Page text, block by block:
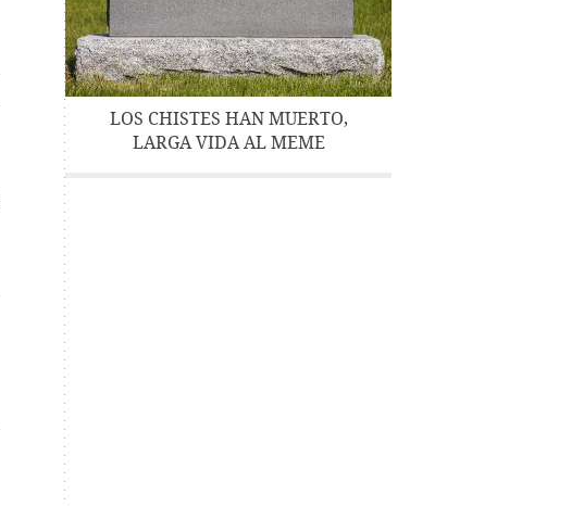
LOS CHISTES HAN MUERTO,
LARGA VIDA AL MEME